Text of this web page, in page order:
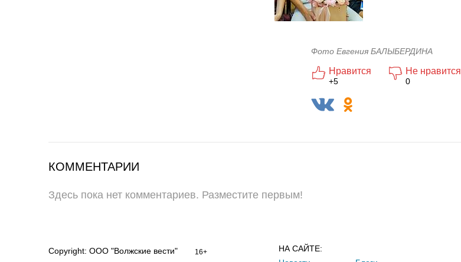
Фото Евгения БАЛЫБЕРДИНА
Нравится
+5
Не нравится
0
КОММЕНТАРИИ
Здесь пока нет комментариев. Разместите первым!
Copyright: ООО "Волжские вести" 16+
НА САЙТЕ: